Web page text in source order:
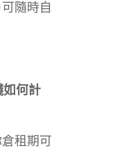
隨時自
如何計
租期可